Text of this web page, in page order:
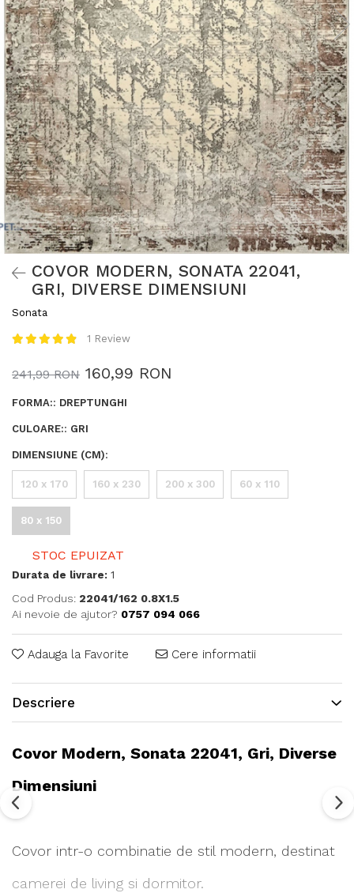
COVOR MODERN, SONATA 22041,
GRI, DIVERSE DIMENSIUNI
Sonata
1 Review
241,99 RON 160,99 RON
FORMA:: DREPTUNGHI
CULOARE:: GRI
DIMENSIUNE (CM):
120 x 170 160 x 230 200 x 300 60 x 110
80 x 150
STOC EPUIZAT
Durata de livrare: 1
Cod Produs: 22041/162 0.8X1.5
Ai nevoie de ajutor? 0757 094 066
Adauga la Favorite Cere informatii
Descriere
Covor Modern, Sonata 22041, Gri, Diverse
Dimensiuni
Covor intr-o combinatie de stil modern, destinat
camerei de living si dormitor.